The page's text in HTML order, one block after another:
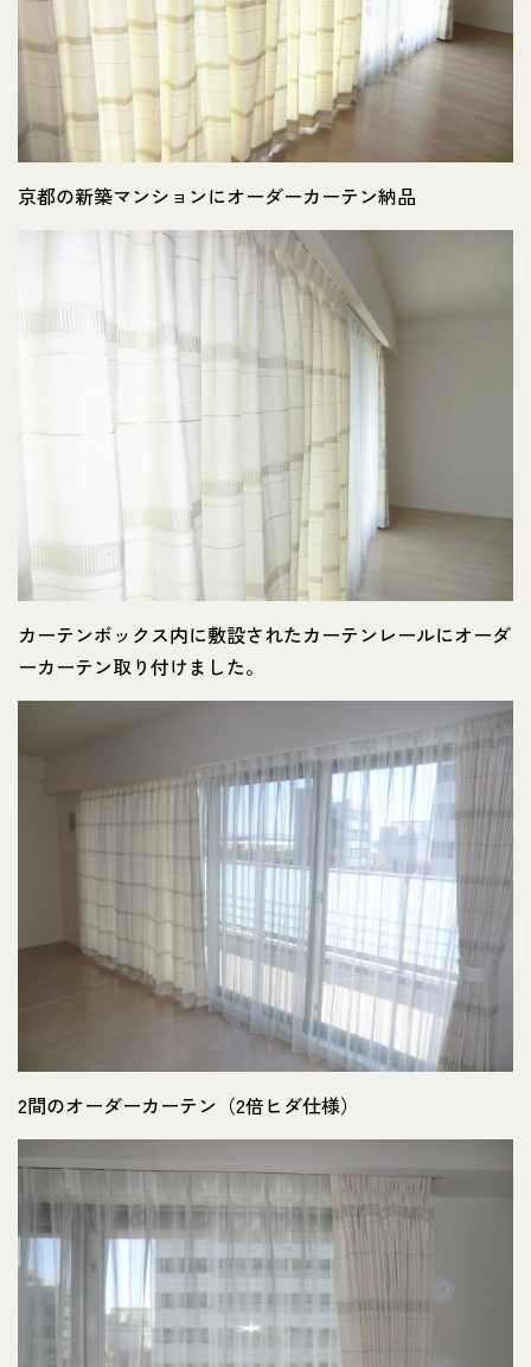
京都の新築マンションにオーダーカーテン納品
カーテンボックス内に敷設されたカーテンレールにオーダ
ーカーテン取り付けました。
2間のオーダーカーテン（2倍ヒダ仕様）